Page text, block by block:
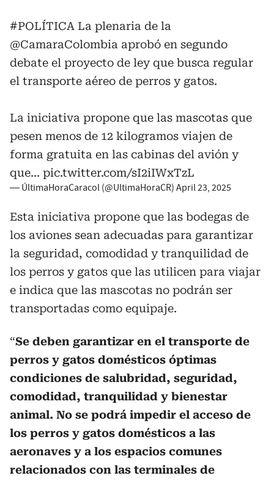
#POLÍTICA La plenaria de la
@CamaraColombia aprobó en segundo
debate el proyecto de ley que busca regular
el transporte aéreo de perros y gatos.
La iniciativa propone que las mascotas que
pesen menos de 12 kilogramos viajen de
forma gratuita en las cabinas del avión y
que… pic.twitter.com/sI2iIWxTzL
— ÚltimaHoraCaracol (@UltimaHoraCR) April 23, 2025
Esta iniciativa propone que las bodegas de
los aviones sean adecuadas para garantizar
la seguridad, comodidad y tranquilidad de
los perros y gatos que las utilicen para viajar
e indica que las mascotas no podrán ser
transportadas como equipaje.
“Se deben garantizar en el transporte de
perros y gatos domésticos óptimas
condiciones de salubridad, seguridad,
comodidad, tranquilidad y bienestar
animal. No se podrá impedir el acceso de
los perros y gatos domésticos a las
aeronaves y a los espacios comunes
relacionados con las terminales de